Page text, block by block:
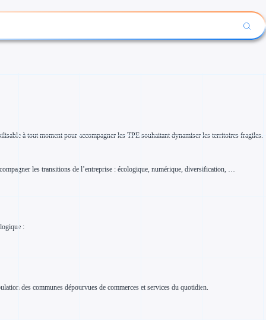
à tout moment pour accompagner les TPE souhaitant dynamiser les territoires fragiles.
les transitions de l’entreprise : écologique, numérique, diversification, …
:
des communes dépourvues de commerces et services du quotidien.